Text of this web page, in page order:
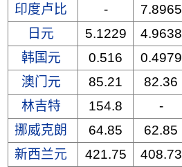
印度卢比
- 7.8965
日元
5.1229 4.9638
韩国元
0.516 0.4979
澳门元
85.21 82.36
林吉特
154.8 -
挪威克朗
64.85 62.85
新西兰元
421.75 408.73